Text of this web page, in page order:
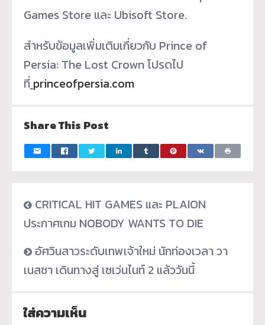
Games Store และ Ubisoft Store.
สำหรับข้อมูลเพิ่มเติมเกี่ยวกับ Prince of
Persia: The Lost Crown โปรดไป
ที่ princeofpersia.com
Share This Post
CRITICAL HIT GAMES และ PLAION
ประกาศเกม NOBODY WANTS TO DIE
อัศวินสาวระดับเทพเจ้าใหม่ นักท่องเวลา วา
เนสซา เดินทางสู่ เซเว่นไนท์ 2 แล้ววันนี้
ใส่ความเห็น